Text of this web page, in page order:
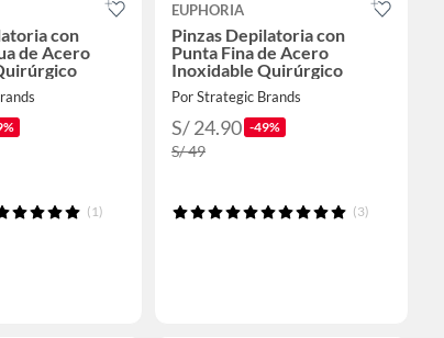
con
de Acero
(1)
EUPHORIA
Pinzas Depilatoria con
Punta Fina de Acero
Inoxidable Quirúrgico
Por Strategic Brands
S/ 24.90 -49%
S/ 49
(3)